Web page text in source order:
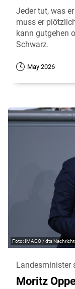
Jeder tut, was
muss er
kann gutgehen
Schwarz.
May 2026
IMAGO / dts
Landesminister
Moritz